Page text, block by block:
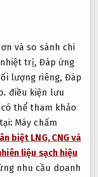
và so sánh chi
trị, Đáp ứng
lượng riêng,Đáp
điều kiện lưu
thể tham khảo
Máy chấm
biệt LNG, CNG và
liệu sạch hiệu
nhu cầu doanh